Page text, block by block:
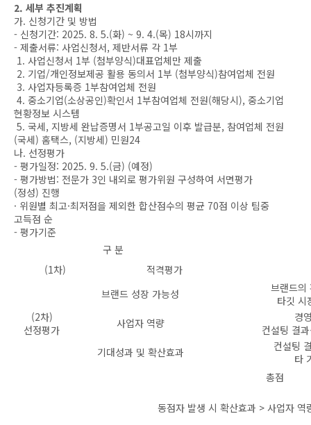
2. 세부 추진계획
가. 신청기간 및 방법
- 신청기간: 2025. 8. 5.(화) ~ 9. 4.(목) 18시까지
- 제출서류: 사업신청서, 제반서류 각 1부
1. 사업신청서 1부 (첨부양식)대표업체만 제출
2. 기업/개인정보제공 활용 동의서 1부 (첨부양식)참여업체 전원
3. 사업자등록증 1부참여업체 전원
4. 중소기업(소상공인)확인서 1부참여업체 전원(해당시), 중소기업
현황정보 시스템
5. 국세, 지방세 완납증명서 1부공고일 이후 발급분, 참여업체 전원
(국세) 홈택스, (지방세) 민원24
나. 선정평가
- 평가일정: 2025. 9. 5.(금) (예정)
- 평가방법: 전문가 3인 내외로 평가위원 구성하여 서면평가
(정성) 진행
· 위원별 최고·최저점을 제외한 합산점수의 평균 70점 이상 팀중
고득점 순
- 평가기준
구 분
(1차) 적격평가
(2차)
선정평가
브랜드 성장 가능성
브랜드의
타깃 시
사업자 역량
경
컨설팅 결
기대성과 및 확산효과
컨설팅
타
총점
동점자 발생 시 확산효과 > 사업자